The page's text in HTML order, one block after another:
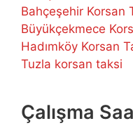
Bahçeşehir Korsan
Büyükçekmece
Hadımköy Korsan
Tuzla korsan taksi
Çalışma